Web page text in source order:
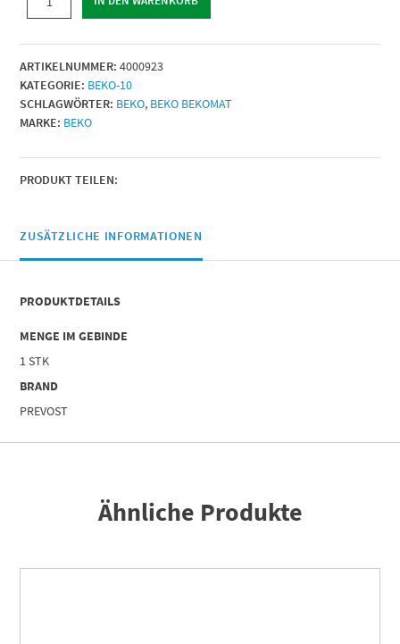
BEKOMAT
CO
PN
25
Dichtungssatz
Menge
ARTIKELNUMMER: 4000923
KATEGORIE: BEKO-10
SCHLAGWÖRTER: BEKO, BEKO BEKOMAT
MARKE: BEKO
PRODUKT TEILEN:
ZUSÄTZLICHE INFORMATIONEN
PRODUKTDETAILS
MENGE IM GEBINDE
1 STK
BRAND
PREVOST
Ähnliche Produkte